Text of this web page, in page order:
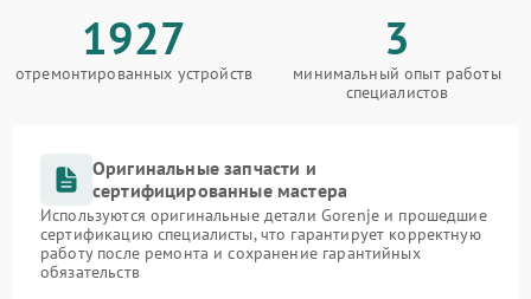
1927
отремонтированных устройств
3
минимальный опыт работы
специалистов
Оригинальные запчасти и
сертифицированные мастера
Используются оригинальные детали Gorenje и прошедшие
сертификацию специалисты, что гарантирует корректную
работу после ремонта и сохранение гарантийных
обязательств